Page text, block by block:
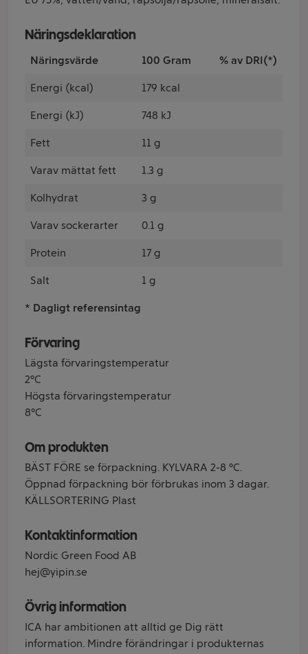
Näringsdeklaration
Näringsvärde 100 Gram % av DRI(*)
Energi (kcal) 179 kcal
Energi (kJ) 748 kJ
Fett 11 g
Varav mättat fett 1.3 g
Kolhydrat 3 g
Varav sockerarter 0.1 g
Protein 17 g
Salt 1 g
* Dagligt referensintag
Förvaring
Lägsta förvaringstemperatur
2°C
Högsta förvaringstemperatur
8°C
Om produkten
BÄST FÖRE se förpackning. KYLVARA 2-8 °C.
Öppnad förpackning bör förbrukas inom 3 dagar.
KÄLLSORTERING Plast
Kontaktinformation
Nordic Green Food AB
hej@yipin.se
Övrig information
ICA har ambitionen att alltid ge Dig rätt
information. Mindre förändringar i produkternas